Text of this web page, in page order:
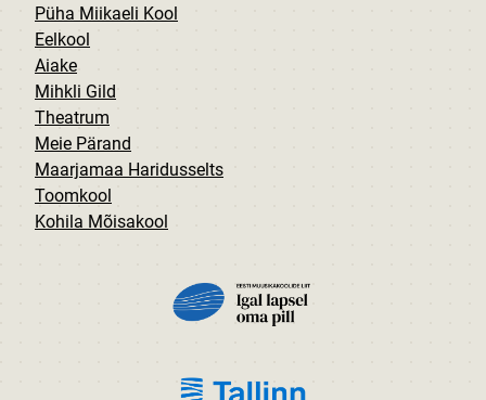
Püha Miikaeli Kool
Eelkool
Aiake
Mihkli Gild
Theatrum
Meie Pärand
Maarjamaa Haridusselts
Toomkool
Kohila Mõisakool
PILT
PILT